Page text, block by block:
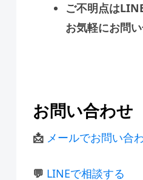
ご不明点は
お気軽にお問
お問い合わせ
📩 メールでお問い合
💬 LINEで相談する